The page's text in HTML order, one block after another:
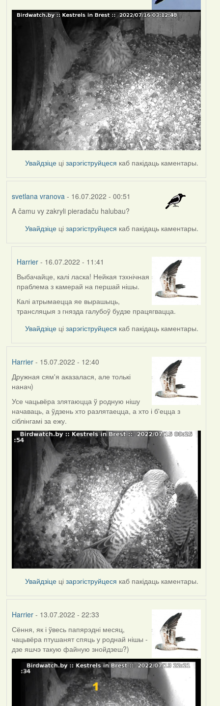
Увайдзіце цізарэгіструйцеся каб пакідаць каментары.
svetlana vranova - 16.07.2022 - 00:51
A čamu vy zakryli pieradaču halubau?
Увайдзіце цізарэгіструйцеся каб пакідаць каментары.
Harrier - 16.07.2022 - 11:41
In
reply
to
by
vranova
Выбачайце, калі ласка! Нейкая тэхнічная
праблема з камерай на першай нішы.
Калі атрымаецца яе вырашыць,
трансляцыя з гнязда галубоў будзе працягвацца.
Увайдзіце цізарэгіструйцеся каб пакідаць каментары.
Harrier- 15.07.2022 - 12:40
Дружная сям'я аказалася, але толькі
нанач)
Усе чацьвёра злятаюцца ў родную нішу
начаваць, а ўдзень хто разлятаецца, а хто і б'ецца з
сіблінгамі за ежу.
Увайдзіце цізарэгіструйцеся каб пакідаць каментары.
Harrier- 13.07.2022 - 22:33
Сёння, як і ўвесь папярэдні месяц,
чацьвёра птушанят спяць у роднай нішы -
дзе яшчэ такую файную знойдзеш?)